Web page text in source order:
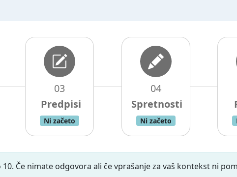
03
Ni začeto
04
Ni začeto
Če nimate odgovora ali če vprašanje za vaš kontekst ni